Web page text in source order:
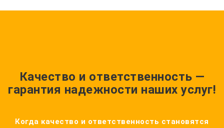
Качество и ответственность —
гарантия надежности наших услуг!
Когда качество и ответственность становятся